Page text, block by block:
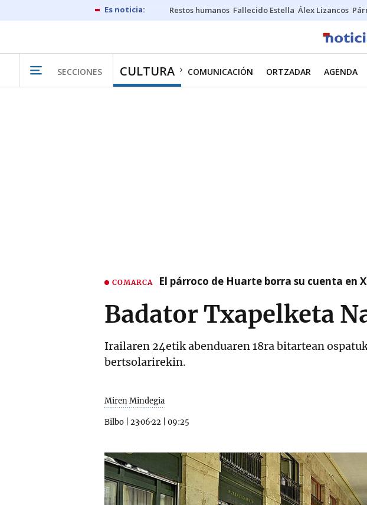
Restos humanos Fallecido Estella Álex Lizancos
SECCIONES CULTURA COMUNICACIÓN ORTZADAR AGENDA
COMARCA El párroco de Huarte borra su cuenta en
Badator Txapelketa
Irailaren 24etik abenduaren 18ra bitartean
bertsolarirekin.
Miren Mindegia
Bilbo 23·06·22 09:25